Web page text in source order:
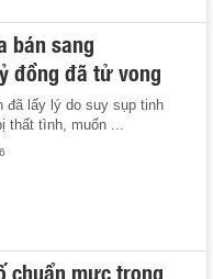
bán sang
đồng đã tử vong
đã lấy lý do suy sụp tinh
thất tình, muốn ...
chuẩn mực trong